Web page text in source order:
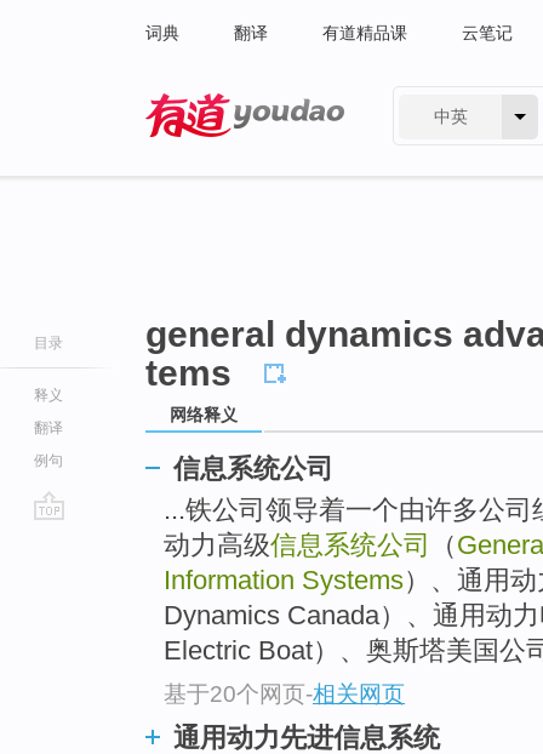
词典 翻译 有道精品课 云笔记
中英
目录
释义
翻译
例句
general dynamics
tems
网络释义
信息系统公司
...铁公司领导着一个由许多公
动力高级信息系统公司 （
Information Systems）、通用
Dynamics Canada）、通用动
Electric Boat）、奥斯塔美国公
基于20个网页-相关网页
通用动力先进信息系统